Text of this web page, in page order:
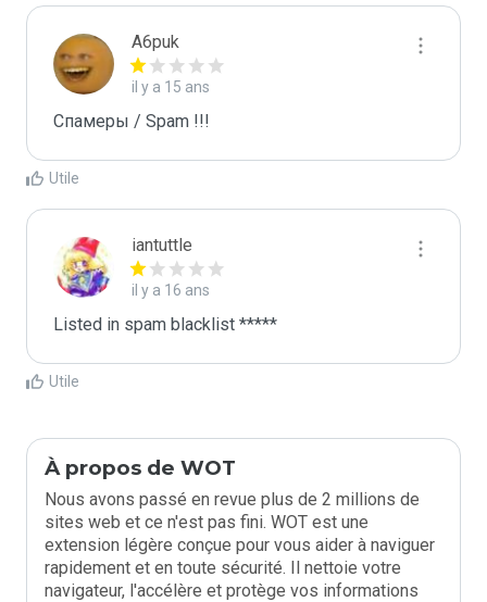
A6puk
il y a 15 ans
Спамеры / Spam !!!
Utile
iantuttle
il y a 16 ans
Listed in spam blacklist *****
Utile
À propos de WOT
Nous avons passé en revue plus de 2 millions de
sites web et ce n'est pas fini. WOT est une
extension légère conçue pour vous aider à naviguer
rapidement et en toute sécurité. Il nettoie votre
navigateur, l'accélère et protège vos informations